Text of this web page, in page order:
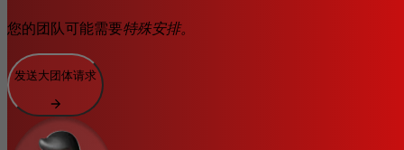
您的团队可能需要特殊安排。
发送大团体请求